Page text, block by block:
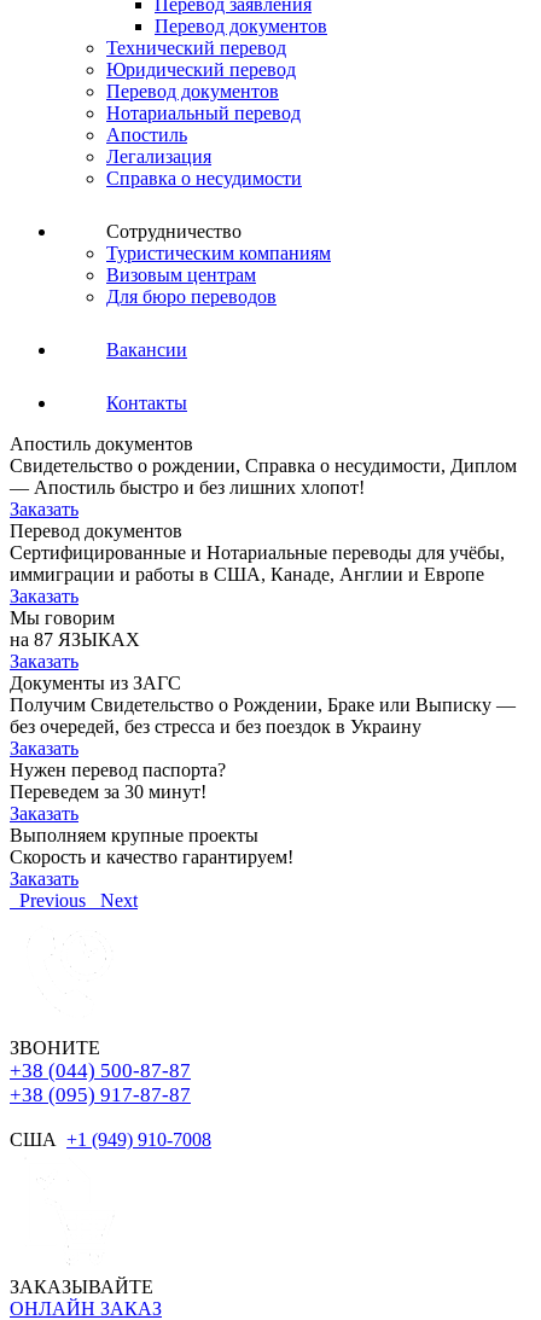
Перевод документов
Технический перевод
Юридический перевод
Перевод документов
Нотариальный перевод
Апостиль
Легализация
Справка о несудимости
Сотрудничество
Туристическим компаниям
Визовым центрам
Для бюро переводов
Вакансии
Контакты
Апостиль документов
Свидетельство о рождении, Справка о несудимости, Диплом
— Апостиль быстро и без лишних хлопот!
Заказать
Перевод документов
Сертифицированные и Нотариальные переводы для учёбы,
иммиграции и работы в США, Канаде, Англии и Европе
Заказать
Мы говорим
на 87 ЯЗЫКАХ
Заказать
Документы из ЗАГС
Получим Свидетельство о Рождении, Браке или Выписку —
без очередей, без стресса и без поездок в Украину
Заказать
Нужен перевод паспорта?
Переведем за 30 минут!
Заказать
Выполняем крупные проекты
Скорость и качество гарантируем!
Заказать
Previous
Next
ЗВОНИТЕ
+38 (044) 500-87-87
+38 (095) 917-87-87
США +1 (949) 910-7008
ЗАКАЗЫВАЙТЕ
ОНЛАЙН ЗАКАЗ